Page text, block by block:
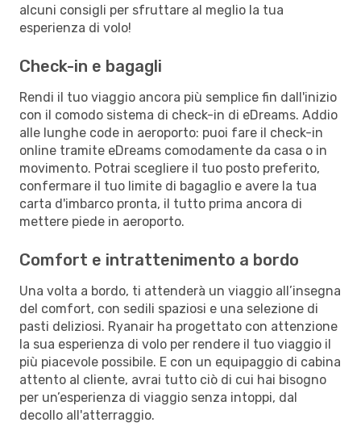
alcuni consigli per sfruttare al meglio la tua
esperienza di volo!
Check-in e bagagli
Rendi il tuo viaggio ancora più semplice fin dall'inizio
con il comodo sistema di check-in di eDreams. Addio
alle lunghe code in aeroporto: puoi fare il check-in
online tramite eDreams comodamente da casa o in
movimento. Potrai scegliere il tuo posto preferito,
confermare il tuo limite di bagaglio e avere la tua
carta d'imbarco pronta, il tutto prima ancora di
mettere piede in aeroporto.
Comfort e intrattenimento a bordo
Una volta a bordo, ti attenderà un viaggio all’insegna
del comfort, con sedili spaziosi e una selezione di
pasti deliziosi. Ryanair ha progettato con attenzione
la sua esperienza di volo per rendere il tuo viaggio il
più piacevole possibile. E con un equipaggio di cabina
attento al cliente, avrai tutto ciò di cui hai bisogno
per un’esperienza di viaggio senza intoppi, dal
decollo all'atterraggio.